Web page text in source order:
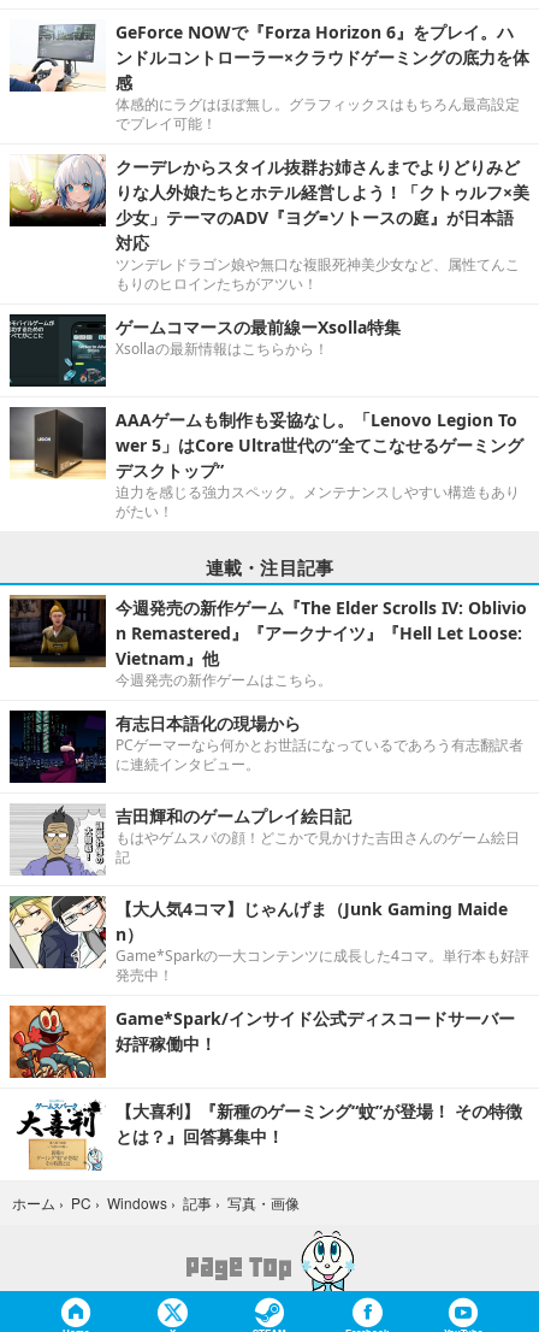
GeForce NOWで『Forza Horizon 6』をプレイ。ハ
ンドルコントローラー×クラウドゲーミングの底力を体
感
体感的にラグはほぼ無し。グラフィックスはもちろん最高設定
でプレイ可能！
クーデレからスタイル抜群お姉さんまでよりどりみど
りな人外娘たちとホテル経営しよう！「クトゥルフ×美
少女」テーマのADV『ヨグ=ソトースの庭』が日本語
対応
ツンデレドラゴン娘や無口な複眼死神美少女など、属性てんこ
もりのヒロインたちがアツい！
ゲームコマースの最前線ーXsolla特集
Xsollaの最新情報はこちらから！
AAAゲームも制作も妥協なし。「Lenovo Legion To
wer 5」はCore Ultra世代の“全てこなせるゲーミング
デスクトップ”
迫力を感じる強力スペック。メンテナンスしやすい構造もあり
がたい！
連載・注目記事
今週発売の新作ゲーム『The Elder Scrolls IV: Oblivio
n Remastered』『アークナイツ』『Hell Let Loose:
Vietnam』他
今週発売の新作ゲームはこちら。
有志日本語化の現場から
PCゲーマーなら何かとお世話になっているであろう有志翻訳者
に連続インタビュー。
吉田輝和のゲームプレイ絵日記
もはやゲムスパの顔！どこかで見かけた吉田さんのゲーム絵日
記
【大人気4コマ】じゃんげま（Junk Gaming Maide
n）
Game*Sparkの一大コンテンツに成長した4コマ。単行本も好評
発売中！
Game*Spark/インサイド公式ディスコードサーバー
好評稼働中！
【大喜利】『新種のゲーミング“蚊”が登場！ その特徴
とは？』回答募集中！
ホーム › PC › Windows › 記事 › 写真・画像